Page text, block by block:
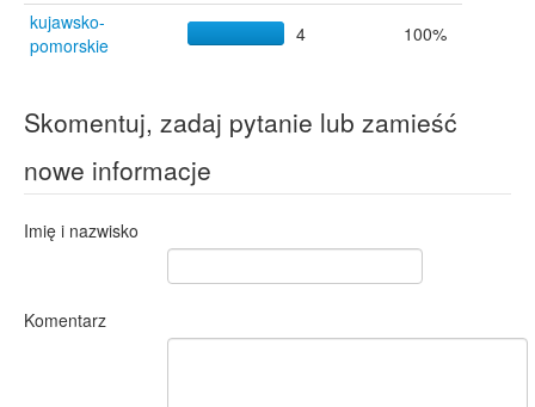
kujawsko-
pomorskie
4 100%
Skomentuj, zadaj pytanie lub zamieść
nowe informacje
Imię i nazwisko
Komentarz